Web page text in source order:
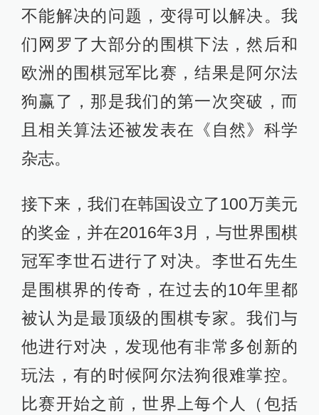
不能解决的问题，变得可以解决。我
们网罗了大部分的围棋下法，然后和
欧洲的围棋冠军比赛，结果是阿尔法
狗赢了，那是我们的第一次突破，而
且相关算法还被发表在《自然》科学
杂志。
接下来，我们在韩国设立了100万美元
的奖金，并在2016年3月，与世界围棋
冠军李世石进行了对决。李世石先生
是围棋界的传奇，在过去的10年里都
被认为是最顶级的围棋专家。我们与
他进行对决，发现他有非常多创新的
玩法，有的时候阿尔法狗很难掌控。
比赛开始之前，世界上每个人（包括